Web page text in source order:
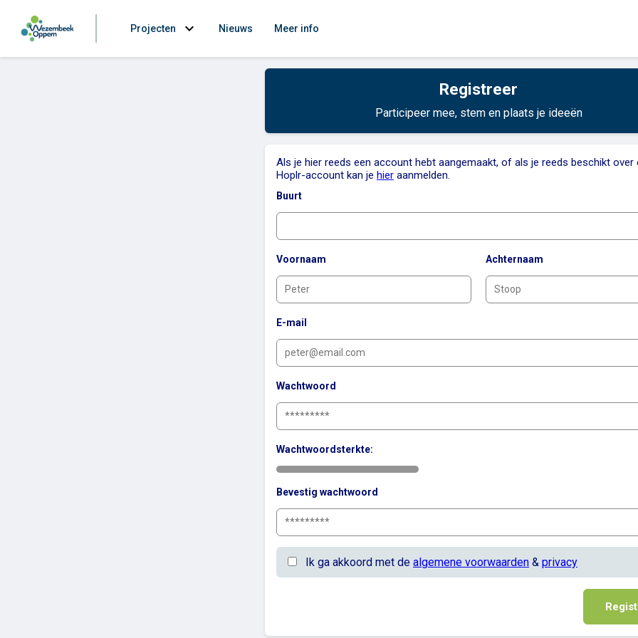
Projecten expand_more Nieuws Meer info
Registreer
Participeer mee, stem en plaats je ideeën
Als je hier reeds een account hebt aangemaakt, of als je reeds beschikt over
Hoplr-account kan je hier aanmelden.
Buurt
Voornaam Achternaam
E-mail
Wachtwoord
Wachtwoordsterkte:
Bevestig wachtwoord
Ik ga akkoord met de algemene voorwaarden & privacy